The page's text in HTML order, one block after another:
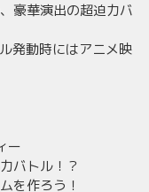
豪華演出の超迫力バ
発動時にはアニメ映
ー
バトル！？
を作ろう！